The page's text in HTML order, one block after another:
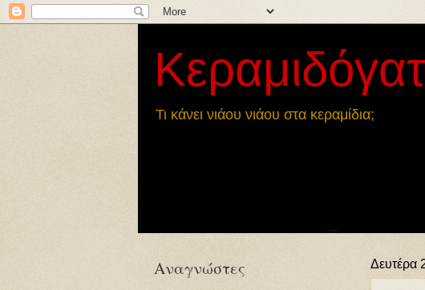
Τι κάνει νιάου νιάου στα κεραμίδια;
Δευτέρα
Αναγνώστες